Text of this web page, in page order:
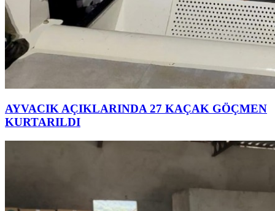
AYVACIK AÇIKLARINDA 27 KAÇAK GÖÇMEN
KURTARILDI